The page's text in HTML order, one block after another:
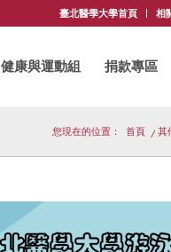
臺北醫學大學首頁 相
健康與運動組 捐款專區
您現在的位置： 首頁 / 其